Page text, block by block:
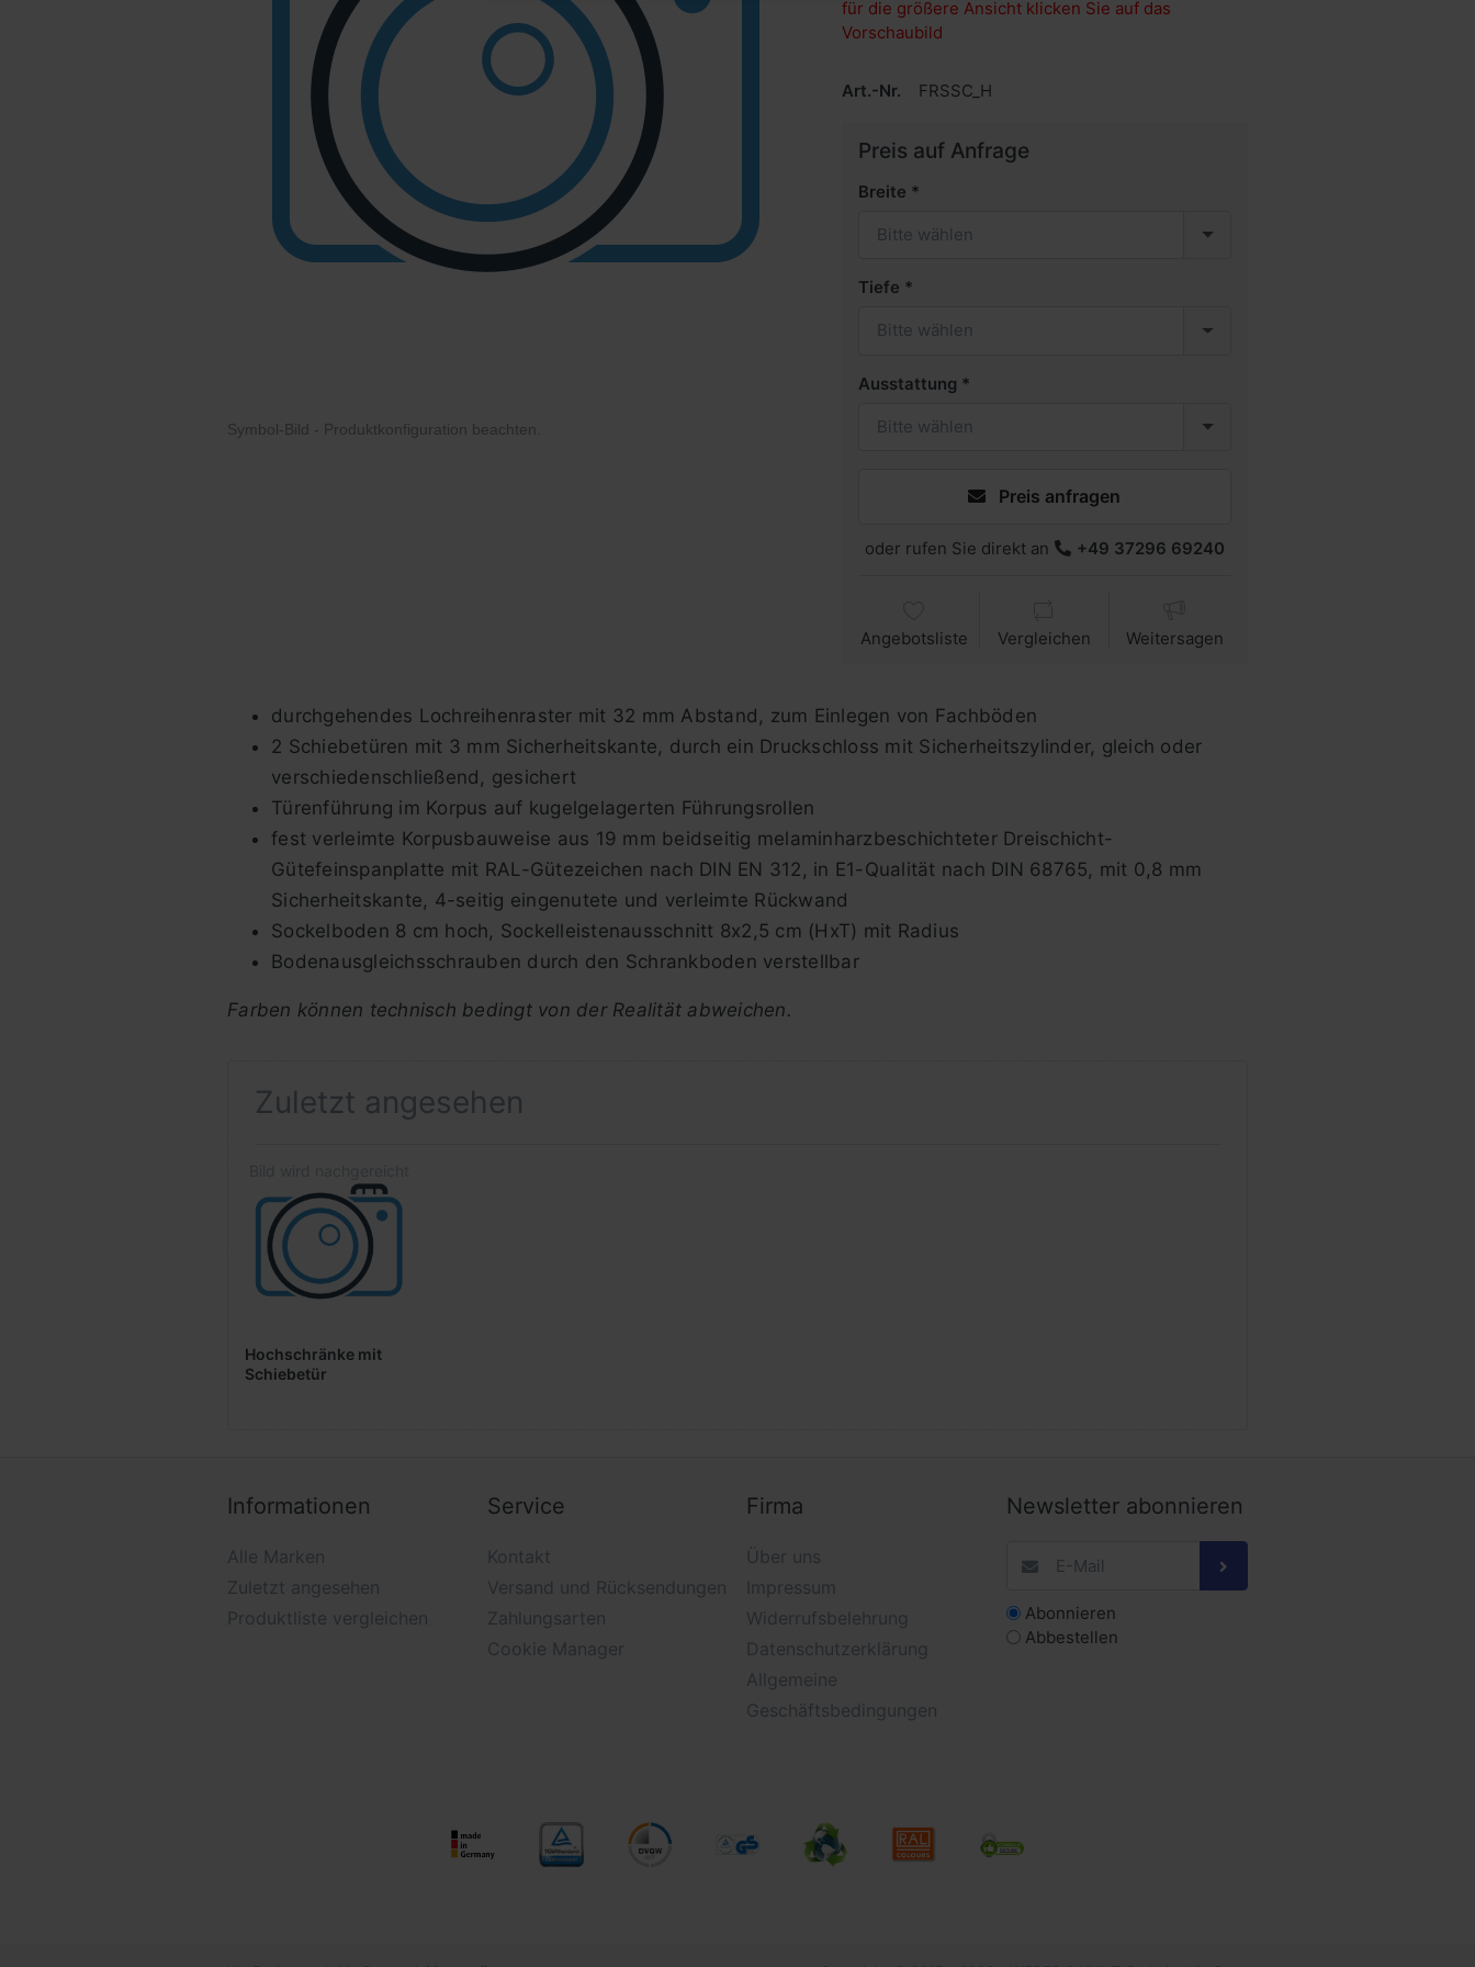
Symbol-Bild - Produktkonfiguration beachten
für die größere Ansicht klicken Sie auf das
Vorschaubild
Art.-Nr. FRSSC_H
Preis auf Anfrage
Breite
Bitte wählen
Tiefe
Bitte wählen
Ausstattung
Bitte wählen
Preis anfragen
oder rufen Sie direkt an +49 37296 69240
Angebotsliste Vergleichen Weitersagen
durchgehendes Lochreihenraster mit 32 mm Abstand, zum Einlegen von Fachböden
2 Schiebetüren mit 3 mm Sicherheitskante, durch ein Druckschloss mit Sicherheitszylinder, gleich oder
verschiedenschließend, gesichert
Türenführung im Korpus auf kugelgelagerten Führungsrollen
fest verleimte Korpusbauweise aus 19 mm beidseitig melaminharzbeschichteter Dreischicht-
Gütefeinspanplatte mit RAL-Gütezeichen nach DIN EN 312, in E1-Qualität nach DIN 68765, mit 0,8 mm
Sicherheitskante, 4-seitig eingenutete und verleimte Rückwand
Sockelboden 8 cm hoch, Sockelleistenausschnitt 8x2,5 cm (HxT) mit Radius
Bodenausgleichsschrauben durch den Schrankboden verstellbar
Farben können technisch bedingt von der Realität abweichen.
Zuletzt angesehen
Hochschränke mit
Schiebetür
Informationen
Alle Marken
Zuletzt angesehen
Produktliste vergleichen
Service
Kontakt
Versand und Rücksendungen
Zahlungsarten
Cookie Manager
Firma
Über uns
Impressum
Widerrufsbelehrung
Datenschutzerklärung
Allgemeine
Geschäftsbedingungen
Newsletter abonnieren
Abonnieren
Abbestellen